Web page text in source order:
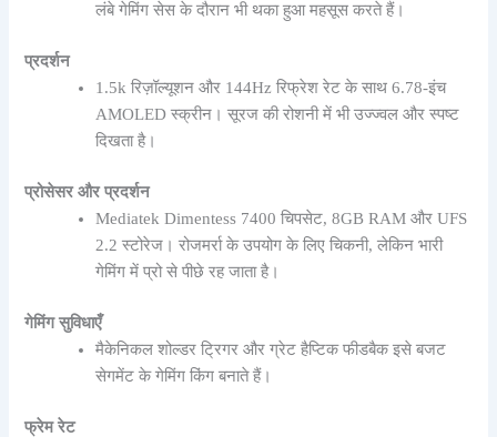
लंबे गेमिंग सेस के दौरान भी थका हुआ महसूस करते हैं।
प्रदर्शन
1.5k रिज़ॉल्यूशन और 144Hz रिफ्रेश रेट के साथ 6.78-इंच
AMOLED स्क्रीन। सूरज की रोशनी में भी उज्ज्वल और स्पष्ट
दिखता है।
प्रोसेसर और प्रदर्शन
Mediatek Dimentess 7400 चिपसेट, 8GB RAM और UFS
2.2 स्टोरेज। रोजमर्रा के उपयोग के लिए चिकनी, लेकिन भारी
गेमिंग में प्रो से पीछे रह जाता है।
गेमिंग सुविधाएँ
मैकेनिकल शोल्डर ट्रिगर और ग्रेट हैप्टिक फीडबैक इसे बजट
सेगमेंट के गेमिंग किंग बनाते हैं।
फ्रेम रेट